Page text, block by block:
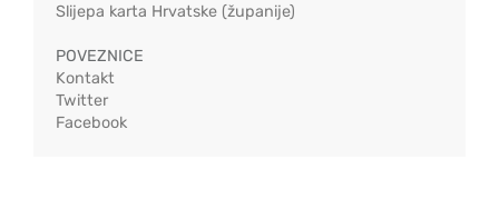
Slijepa karta Hrvatske (županije)
POVEZNICE
Kontakt
Twitter
Facebook